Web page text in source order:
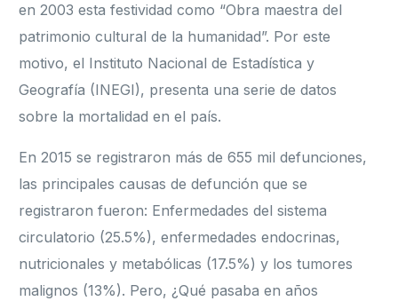
en 2003 esta festividad como “Obra maestra del
patrimonio cultural de la humanidad”. Por este
motivo, el Instituto Nacional de Estadística y
Geografía (INEGI), presenta una serie de datos
sobre la mortalidad en el país.
En 2015 se registraron más de 655 mil defunciones,
las principales causas de defunción que se
registraron fueron: Enfermedades del sistema
circulatorio (25.5%), enfermedades endocrinas,
nutricionales y metabólicas (17.5%) y los tumores
malignos (13%). Pero, ¿Qué pasaba en años